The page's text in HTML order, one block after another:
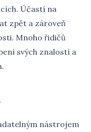
Účastí na
zpět a zároveň
Mnoho řidičů
svých znalostí a
nástrojem